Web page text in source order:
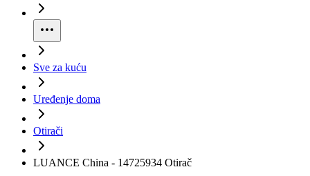
Sve za kuću
Uređenje doma
Otirači
LUANCE China - 14725934 Otirač